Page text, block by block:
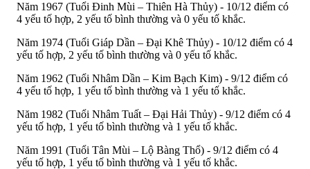
Năm 1967 (Tuổi Đinh Mùi – Thiên Hà Thủy) - 10/12 điểm có
4 yếu tố hợp, 2 yếu tố bình thường và 0 yếu tố khắc.
Năm 1974 (Tuổi Giáp Dần – Đại Khê Thủy) - 10/12 điểm có 4
yếu tố hợp, 2 yếu tố bình thường và 0 yếu tố khắc.
Năm 1962 (Tuổi Nhâm Dần – Kim Bạch Kim) - 9/12 điểm có
4 yếu tố hợp, 1 yếu tố bình thường và 1 yếu tố khắc.
Năm 1982 (Tuổi Nhâm Tuất – Đại Hải Thủy) - 9/12 điểm có 4
yếu tố hợp, 1 yếu tố bình thường và 1 yếu tố khắc.
Năm 1991 (Tuổi Tân Mùi – Lộ Bàng Thổ) - 9/12 điểm có 4
yếu tố hợp, 1 yếu tố bình thường và 1 yếu tố khắc.